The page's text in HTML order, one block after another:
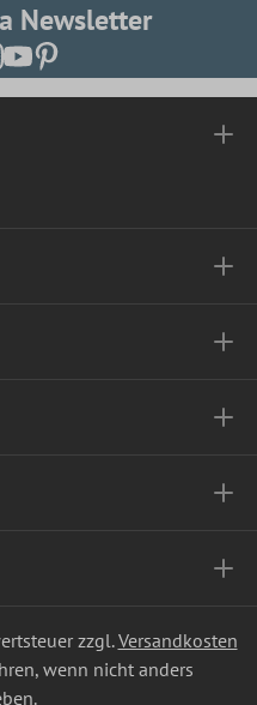
Newsletter
zzgl.Versandkosten
wenn nicht anders